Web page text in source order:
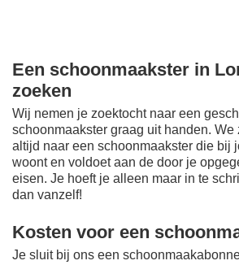
Een schoonmaakster in
zoeken
Wij nemen je zoektocht naar een
schoonmaakster graag uit handen. We
altijd naar een schoonmaakster die bij
woont en voldoet aan de door je
eisen. Je hoeft je alleen maar in te
dan vanzelf!
Kosten voor een
Je sluit bij ons een